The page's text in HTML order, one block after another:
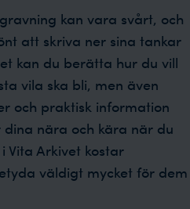
kan vara svårt, och
att skriva ner sina tankar
kan du berätta hur du vill
vila ska bli, men även
och praktisk information
nära och kära när du
Vita Arkivet kostar
väldigt mycket för dem